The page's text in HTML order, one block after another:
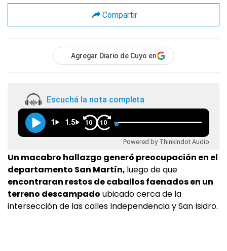
Compartir
Agregar Diario de Cuyo en
Escuchá la nota completa
1 1.5 10 10
Powered by Thinkindot Audio
Un macabro hallazgo generó preocupación en el
departamento San Martín, luego de que
encontraran restos de caballos faenados en un
terreno descampado ubicado cerca de la
intersección de las calles Independencia y San Isidro.